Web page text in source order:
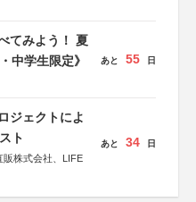
てみよう！ 夏
中学生限定》
あと 55 日
ジェクトによ
ト
販株式会社、LIFE
あと 34 日